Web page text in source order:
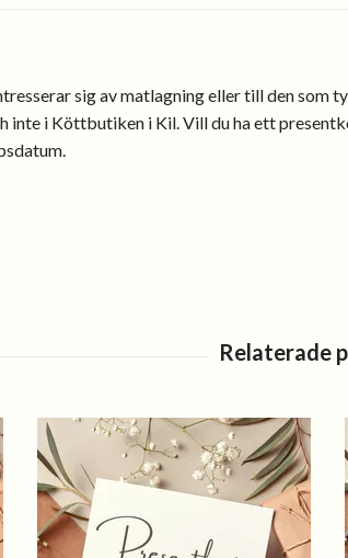
sig av matlagning eller till den
inte i Köttbutiken i Kil. Vill du ha ett